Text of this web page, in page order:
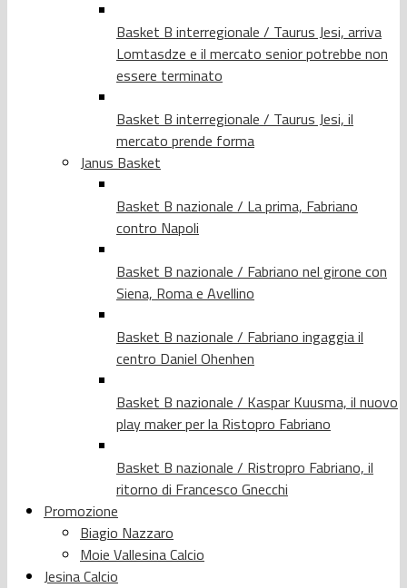
Basket B interregionale / Taurus Jesi, arriva
Lomtasdze e il mercato senior potrebbe non
essere terminato
Basket B interregionale / Taurus Jesi, il
mercato prende forma
Janus Basket
Basket B nazionale / La prima, Fabriano
contro Napoli
Basket B nazionale / Fabriano nel girone con
Siena, Roma e Avellino
Basket B nazionale / Fabriano ingaggia il
centro Daniel Ohenhen
Basket B nazionale / Kaspar Kuusma, il nuovo
play maker per la Ristopro Fabriano
Basket B nazionale / Ristropro Fabriano, il
ritorno di Francesco Gnecchi
Promozione
Biagio Nazzaro
Moie Vallesina Calcio
Jesina Calcio